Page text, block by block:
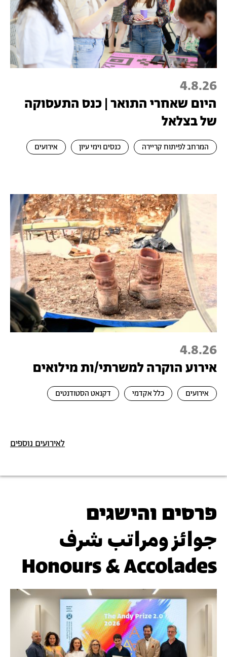
4.8.26
היום שאחרי התואר | כנס התעסוקה
של בצלאל
המרחב לפיתוח קריירה כנסים וימי עיון אירועים
4.8.26
אירוע הוקרה למשרתי/ות מילואים
אירועים כלל אקדמי דקנאט הסטודנטים
לאירועים נוספים
פרסים והישגים
جوائز ومراتب شرف
Honours & Accolades